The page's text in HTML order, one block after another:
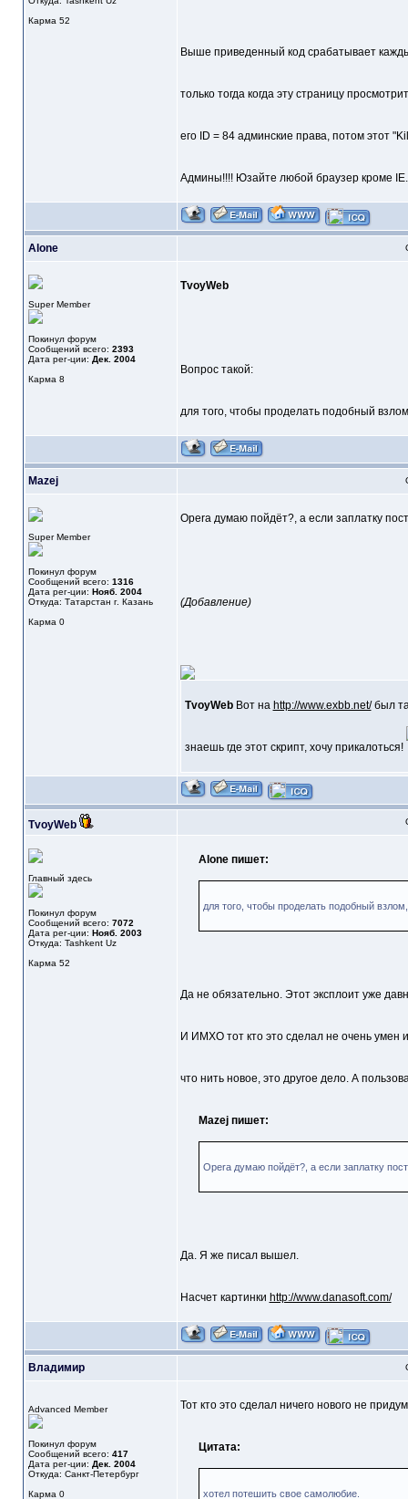
Карма 52
Выше приведенный код срабатывает
только тогда когда эту страницу
его ID = 84 админские права, потом этот
Админы!!!! Юзайте любой браузер кроме IE.
Alone
Super Member
Покинул форум
Сообщений всего: 2393
Дата рег-ции: Дек. 2004
Карма 8
TvoyWeb
Вопрос такой:
для того, чтобы проделать подобный
Mazej
Super Member
Покинул форум
Сообщений всего: 1316
Дата рег-ции: Нояб. 2004
Откуда: Татарстан г. Казань
Карма 0
Opera думаю пойдёт?, а если заплатку
(Добавление)
TvoyWebВот на http://www.exbb.net/был
знаешь где этот скрипт, хочу прикалоться!
TvoyWeb
Главный здесь
Покинул форум
Сообщений всего: 7072
Дата рег-ции: Нояб. 2003
Откуда: Tashkent Uz
Карма 52
Alone пишет:
для того, чтобы проделать подобный
Да не обязательно. Этот эксплоит уже
И ИМХО тот кто это сделал не очень умен
что нить новое, это другое дело. А
Mazej пишет:
Opera думаю пойдёт?, а если заплатку
Да. Я же писал вышел.
Насчет картинки http://www.danasoft.com/
Владимир
Advanced Member
Покинул форум
Сообщений всего: 417
Дата рег-ции: Дек. 2004
Откуда: Санкт-Петербург
Карма 0
Тот кто это сделал ничего нового не
Цитата:
хотел потешить свое самолюбие.